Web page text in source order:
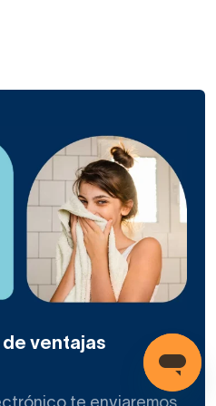
ventajas